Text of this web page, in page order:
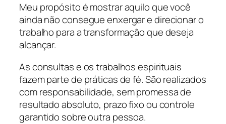
Meu propósito é mostrar aquilo que você
ainda não consegue enxergar e direcionar o
trabalho para a transformação que deseja
alcançar.
As consultas e os trabalhos espirituais
fazem parte de práticas de fé. São realizados
com responsabilidade, sem promessa de
resultado absoluto, prazo fixo ou controle
garantido sobre outra pessoa.